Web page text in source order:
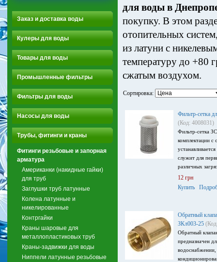
Заказ и доставка воды
Кулеры для воды
Товары для воды
Промышленные фильтры
Фильтры для воды
Насосы для воды
Трубы, фитинги и краны
Фитинги резьбовые и запорная
арматура
Американки (накидные гайки)
для труб
Заглушки труб латунные
Колена латунные и
никелированные
Контргайки
Краны шаровые для
металлопластиковых труб
Краны-задвижки для воды
Ниппели латунные резьбовые
для воды в
покупку. В этом
отопительных
из латуни с
температуру до +80
сжатым воздухом.
Сортировка:
Фильтр-сетка
(Код: 4008031)
Фильтр-сетка
комплектации с
служит для
различных
12 грн
Купить
Обратный
ЗКл003-25
Обратный
предназначен
водоснабжении,